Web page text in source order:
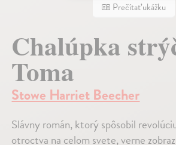
Prečítať ukážku
Chalúpka
Toma
Stowe Harriet Beecher
Slávny román, ktorý spôsobil
otroctva na celom svete, verne